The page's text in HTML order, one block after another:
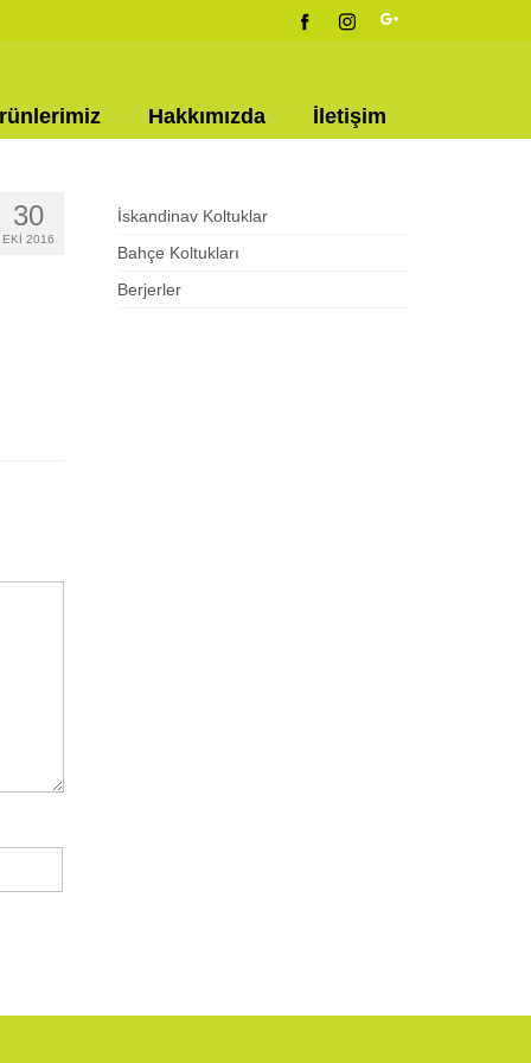
Hakkımızda İletişim
30
EKI 2016
İskandinav Koltuklar
Bahçe Koltukları
Berjerler